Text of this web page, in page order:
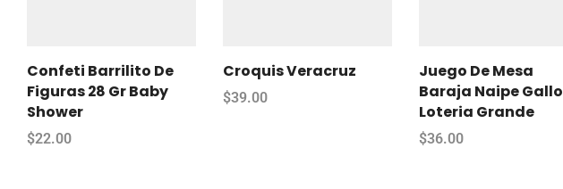
Confeti Barrilito De
Figuras 28 Gr Baby
Shower
$22.00
Croquis Veracruz
$39.00
Juego De Mesa
Baraja Naipe Gallo
Loteria Grande
$36.00